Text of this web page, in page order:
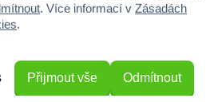
s tímto zbožím?
. Více informací v Zásadách
.
Odmítnout
Přijmout vše